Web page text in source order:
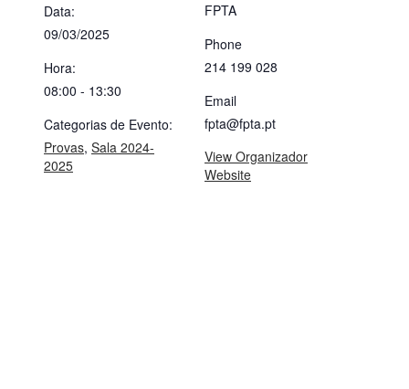
Data:
09/03/2025
Hora:
08:00 - 13:30
Categorias de Evento:
Provas, Sala 2024-
2025
FPTA
Phone
214 199 028
Email
fpta@fpta.pt
View Organizador
Website